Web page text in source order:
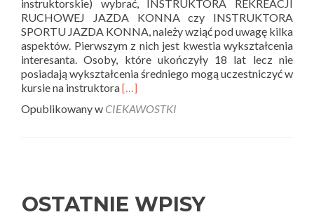
instruktorskie) wybrać, INSTRUKTORA REKREACJI
RUCHOWEJ JAZDA KONNA czy INSTRUKTORA
SPORTU JAZDA KONNA, należy wziąć pod uwagę kilka
aspektów. Pierwszym z nich jest kwestia wykształcenia
interesanta. Osoby, które ukończyły 18 lat lecz nie
posiadają wykształcenia średniego mogą uczestniczyć w
kursie na instruktoraRead
about
wybrać?
[…]
Opublikowany w CIEKAWOSTKI
OSTATNIE WPISY